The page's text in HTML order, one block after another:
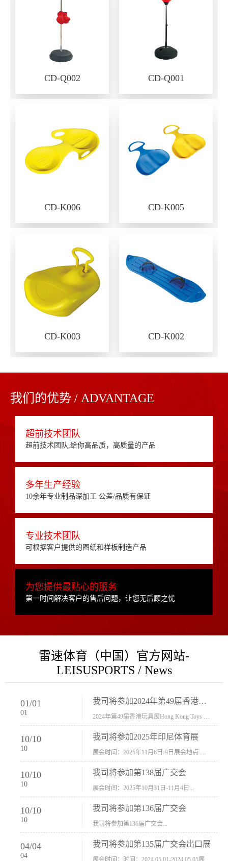
CD-Q002 CD-Q001
CD-K006 CD-K005
CD-K003 CD-K002
我们的优势 / ADVANTAGE
超前技术团队
超前技术团队,给你高品质，高质量的产品
多年生产经验
10余年专业制品深加工 公差/品质有保证
专业技术团队
可根据客户提供的图纸和样板制造产品
为您提供最贴心的服务
第一时间解决客户的售后问题，让您无后顾之忧
雷速体育（中国）官方网站-
LEISUSPORTS / News
01/01
01
我司将参加2024年第49届香港玩具展Hong Kong Toys & Games Fair 欢迎新···
10/10
10
我司将参加2025年印尼体育展
10/10
10
我司将参加第138届广交会
展会时间：2025年10月31日-11月4日...
10/10
10
我司将参加第136届广交会
我司将参加第136届广交会...
04/04
04
我司将参加第135届广交会出口展
展会时间：时间：2024.05.01-2024.05.05展会地址：中国进出口商品交易会展馆福建康莱宝公司展位号12.1G37-38、H11-12，浙江康莱宝展位号17.1B23-24、C19-20...